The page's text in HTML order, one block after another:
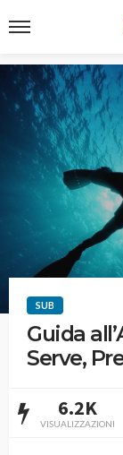
SUB
Guida
Serve,
6.2K
VISUALIZZAZIONI